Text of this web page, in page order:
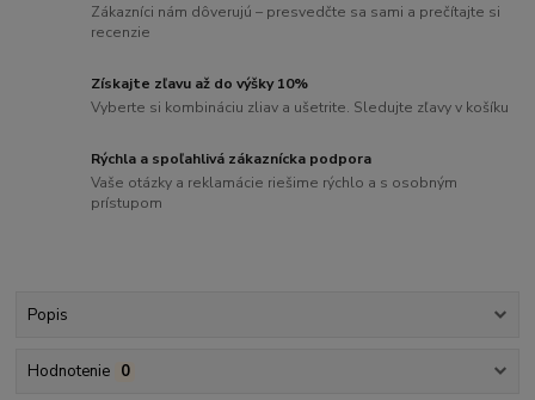
Zákazníci nám dôverujú – presvedčte sa sami a prečítajte si
recenzie
Získajte zľavu až do výšky 10%
Vyberte si kombináciu zliav a ušetrite. Sledujte zľavy v košíku
Rýchla a spoľahlivá zákaznícka podpora
Vaše otázky a reklamácie riešime rýchlo a s osobným
prístupom
Popis
Hodnotenie 0